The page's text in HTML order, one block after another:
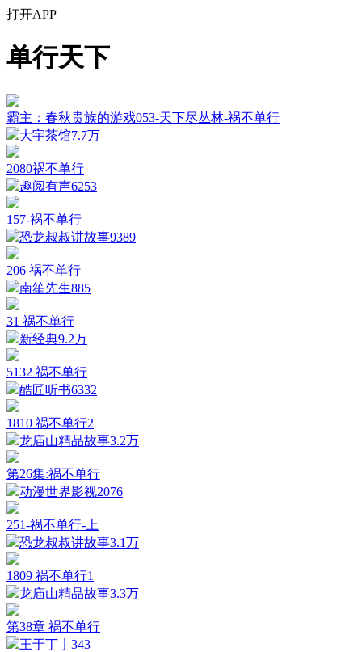
打开APP
单行天下
霸主：春秋贵族的游戏053-天下尽丛林-祸不单行
大宇茶馆7.7万
2080祸不单行
趣阅有声6253
157-祸不单行
恐龙叔叔讲故事9389
206 祸不单行
南笙先生885
31 祸不单行
新经典9.2万
5132 祸不单行
酷匠听书6332
1810 祸不单行2
龙庙山精品故事3.2万
第26集:祸不单行
动漫世界影视2076
251-祸不单行-上
恐龙叔叔讲故事3.1万
1809 祸不单行1
龙庙山精品故事3.3万
第38章 祸不单行
王于丁亅 343